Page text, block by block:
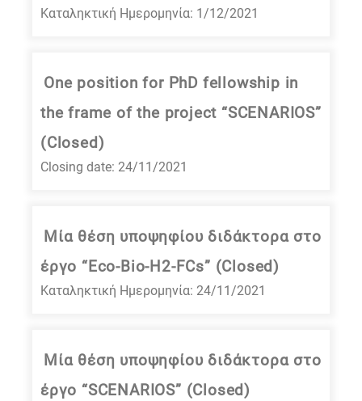
Καταληκτική Ημερομηνία: 1/12/2021
One position for PhD fellowship in
the frame of the project “SCENARIOS”
(Closed)
Closing date: 24/11/2021
Μία θέση υποψηφίου διδάκτορα στο
έργο “Eco-Bio-H2-FCs” (Closed)
Καταληκτική Ημερομηνία: 24/11/2021
Μία θέση υποψηφίου διδάκτορα στο
έργο “SCENARIOS” (Closed)